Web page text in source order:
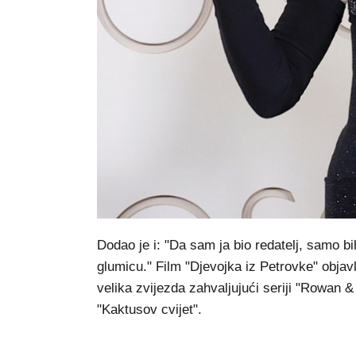
Dodao je i: "Da sam ja bio redatelj, samo
glumicu." Film "Djevojka iz Petrovke"
velika zvijezda zahvaljujući seriji "Rowan
"Kaktusov cvijet".